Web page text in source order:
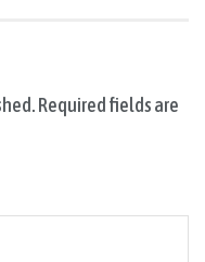
Required fields are